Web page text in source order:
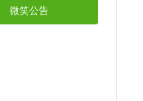
微笑公告